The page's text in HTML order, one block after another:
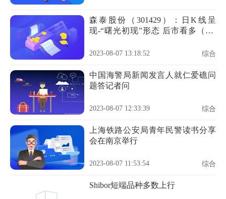
森泰股份（301429）：日K线呈
现-“曙光初现”形态 后市看多（08-
2023-08-07 13:18:52 综合
中国海警局新闻发言人就仁爱礁问
题答记者问
2023-08-07 12:33:39 综合
上海铁路公安局青年民警读书分享
会在南京举行
2023-08-07 11:53:54 综合
Shibor短端品种多数上行